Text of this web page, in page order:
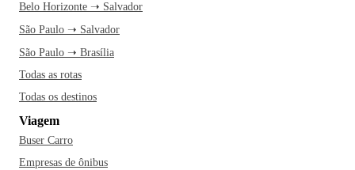
Belo Horizonte ➝ Salvador
São Paulo ➝ Salvador
São Paulo ➝ Brasília
Todas as rotas
Todas os destinos
Viagem
Buser Carro
Empresas de ônibus